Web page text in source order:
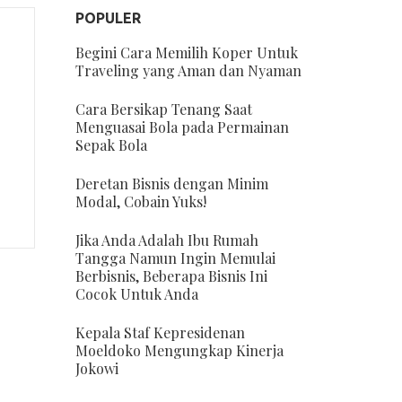
POPULER
Begini Cara Memilih Koper Untuk
Traveling yang Aman dan Nyaman
Cara Bersikap Tenang Saat
Menguasai Bola pada Permainan
Sepak Bola
Deretan Bisnis dengan Minim
Modal, Cobain Yuks!
Jika Anda Adalah Ibu Rumah
Tangga Namun Ingin Memulai
Berbisnis, Beberapa Bisnis Ini
Cocok Untuk Anda
Kepala Staf Kepresidenan
Moeldoko Mengungkap Kinerja
Jokowi